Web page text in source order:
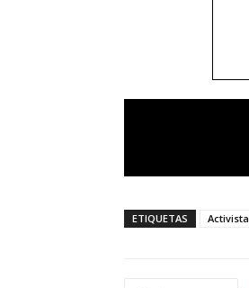
ETIQUETAS Activista